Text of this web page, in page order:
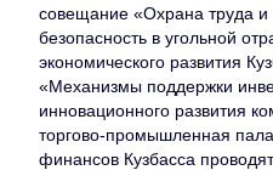
совещание «Охрана труда
безопасность в угольной
экономического развития
«Механизмы поддержки
инновационного развития
торгово-промышленная
финансов Кузбасса